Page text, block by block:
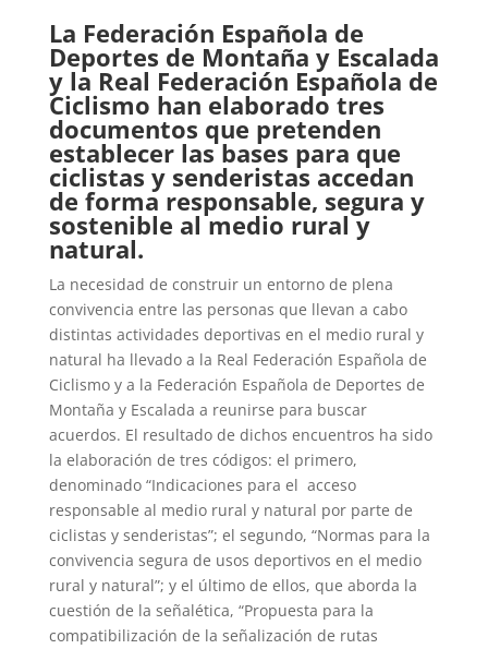
La Federación Española de
Deportes de Montaña y Escalada
y la Real Federación Española de
Ciclismo han elaborado tres
documentos que pretenden
establecer las bases para que
ciclistas y senderistas accedan
de forma responsable, segura y
sostenible al medio rural y
natural.
La necesidad de construir un entorno de plena
convivencia entre las personas que llevan a cabo
distintas actividades deportivas en el medio rural y
natural ha llevado a la Real Federación Española de
Ciclismo y a la Federación Española de Deportes de
Montaña y Escalada a reunirse para buscar
acuerdos. El resultado de dichos encuentros ha sido
la elaboración de tres códigos: el primero,
denominado “Indicaciones para el acceso
responsable al medio rural y natural por parte de
ciclistas y senderistas”; el segundo, “Normas para la
convivencia segura de usos deportivos en el medio
rural y natural”; y el último de ellos, que aborda la
cuestión de la señalética, “Propuesta para la
compatibilización de la señalización de rutas